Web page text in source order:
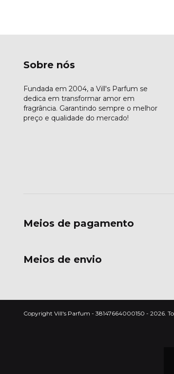
Sobre nós
Fundada em 2004, a Vill's Parfum se
dedica em transformar amor em
fragrância. Garantindo sempre o melhor
preço e qualidade do mercado!
Meios de pagamento
Meios de envio
Copyright Vill's Parfum - 38147664000150 - 2026.